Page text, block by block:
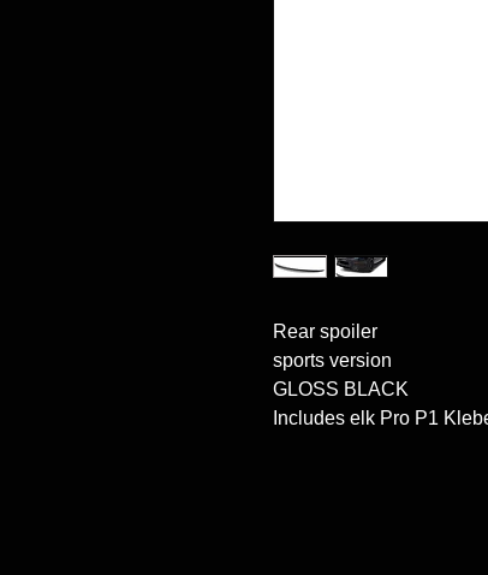
Rear spoiler
sports version
GLOSS BLACK
Includes elk Pro P1